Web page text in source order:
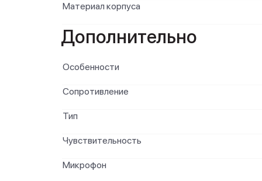
Материал корпуса
Дополнительно
Особенности
Сопротивление
Тип
Чувствительность
Микрофон